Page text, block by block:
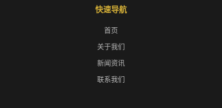
快速导航
首页
关于我们
新闻资讯
联系我们